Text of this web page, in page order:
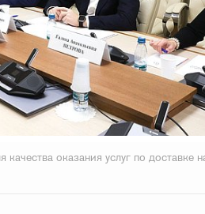
качества оказания услуг по доставке